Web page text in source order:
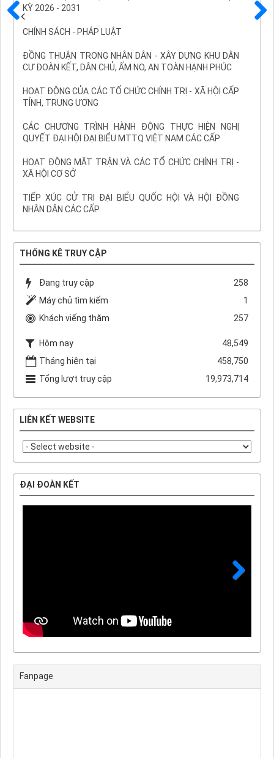
KỲ 2026 - 2031
CHÍNH SÁCH - PHÁP LUẬT
ĐỒNG THUẬN TRONG NHÂN DÂN - XÂY DỰNG KHU DÂN
CƯ ĐOÀN KẾT, DÂN CHỦ, ẤM NO, AN TOÀN HẠNH PHÚC
HOẠT ĐỘNG CỦA CÁC TỔ CHỨC CHÍNH TRỊ - XÃ HỘI CẤP
TỈNH, TRUNG ƯƠNG
CÁC CHƯƠNG TRÌNH HÀNH ĐỘNG THỰC HIỆN NGHỊ
QUYẾT ĐẠI HỘI ĐẠI BIỂU MTTQ VIỆT NAM CÁC CẤP
HOẠT ĐỘNG MẶT TRẬN VÀ CÁC TỔ CHỨC CHÍNH TRỊ -
XÃ HỘI CƠ SỞ
TIẾP XÚC CỬ TRI ĐẠI BIỂU QUỐC HỘI VÀ HỘI ĐỒNG
NHÂN DÂN CÁC CẤP
THỐNG KÊ TRUY CẬP
Đang truy cập
258
Máy chủ tìm kiếm
1
Khách viếng thăm
257
Hôm nay
48,549
Tháng hiện tại
458,750
Tổng lượt truy cập
19,973,714
LIÊN KẾT WEBSITE
ĐẠI ĐOÀN KẾT
Trước
Fanpage